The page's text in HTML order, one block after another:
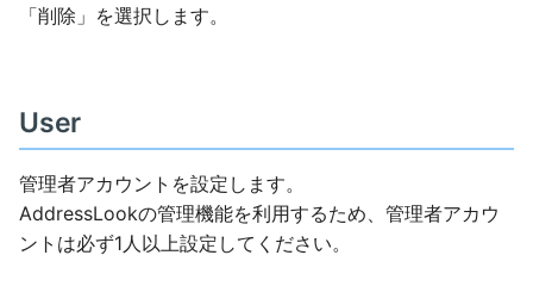
「削除」を選択します。
User
管理者アカウントを設定します。
AddressLookの管理機能を利用するため、管理者アカウ
ントは必ず1人以上設定してください。